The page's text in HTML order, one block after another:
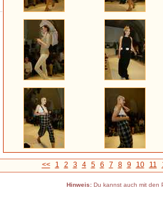
<< 1 2 3 4 5 6 7 8 9 10 11
Hinweis:Du kannst auch mit den